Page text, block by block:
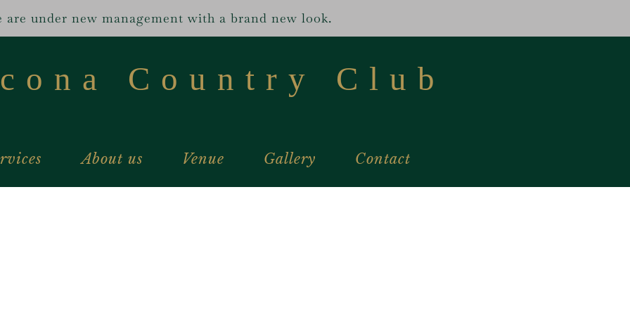
are under new management with a brand new look.
Country Club
About us Venue Gallery Contact